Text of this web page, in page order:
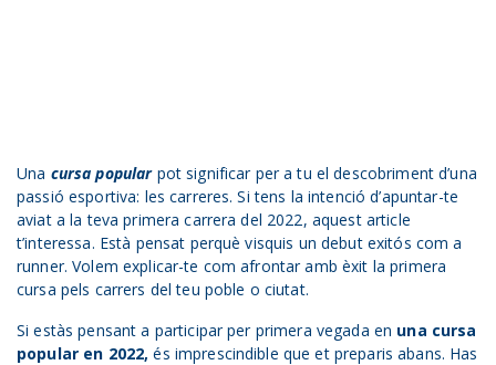
Una cursa popularpot significar per a tu el descobriment d’una
passió esportiva: les carreres. Si tens la intenció d’apuntar-te
aviat a la teva primera carrera del 2022, aquest article
t’interessa. Està pensat perquè visquis un debut exitós com a
runner. Volem explicar-te com afrontar amb èxit la primera
cursa pels carrers del teu poble o ciutat.
Si estàs pensant a participar per primera vegada en una cursa
popular en 2022, és imprescindible que et preparis abans. Has